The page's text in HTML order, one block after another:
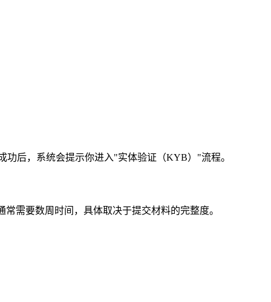
功后，系统会提示你进入"实体验证（KYB）"流程。
需要数周时间，具体取决于提交材料的完整度。